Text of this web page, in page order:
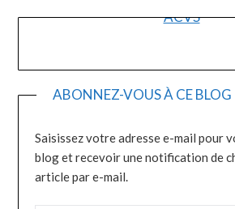
ACVS
ABONNEZ-VOUS À CE BLOG
Saisissez votre adresse e-mail pour
blog et recevoir une notification de
article par e-mail.